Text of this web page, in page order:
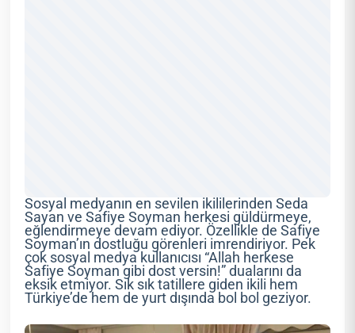
Sosyal medyanın en sevilen ikililerinden Seda
Sayan ve Safiye Soyman herkesi güldürmeye,
eğlendirmeye devam ediyor. Özellikle de Safiye
Soyman’ın dostluğu görenleri imrendiriyor. Pek
çok sosyal medya kullanıcısı “Allah herkese
Safiye Soyman gibi dost versin!” dualarını da
eksik etmiyor. Sık sık tatillere giden ikili hem
Türkiye’de hem de yurt dışında bol bol geziyor.